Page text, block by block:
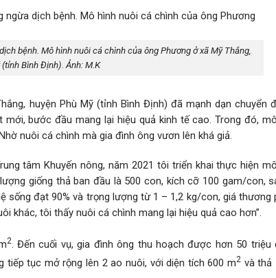
bệnh. Mô hình nuôi cá chình của ông Phương ở xã Mỹ Thắng,
(tỉnh Bình Định). Ảnh: M.K
huyện Phù Mỹ (tỉnh Bình Định) đã mạnh dạn chuyển
bước đầu mang lại hiệu quả kinh tế cao. Trong đó,
nuôi cá chình mà gia đình ông vươn lên khá giả.
tâm Khuyến nông, năm 2021 tôi triển khai thực hiện
giống thả ban đầu là 500 con, kích cỡ 100 gam/con,
sống đạt 90% và trọng lượng từ 1 – 1,2 kg/con, giá thương
khác, tôi thấy nuôi cá chình mang lại hiệu quả cao hơn”.
2. Đến cuối vụ, gia đình ông thu hoạch được hơn 50 triệu
tiếp tục mở rộng lên 2 ao nuôi, với diện tích 600 m2 và thả